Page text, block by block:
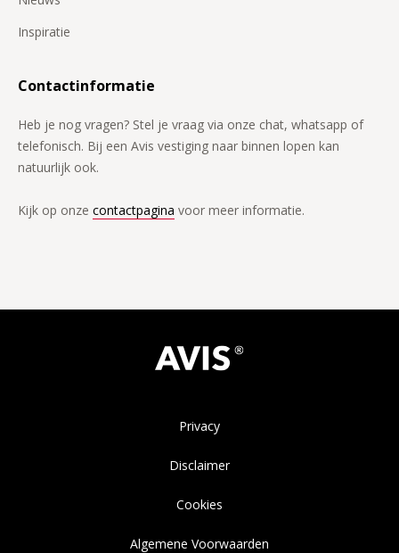
Inspiratie
Contactinformatie
Heb je nog vragen? Stel je vraag via onze chat, whatsapp of
telefonisch. Bij een Avis vestiging naar binnen lopen kan
natuurlijk ook.
Kijk op onze contactpagina voor meer informatie.
Privacy
Disclaimer
Cookies
Algemene Voorwaarden